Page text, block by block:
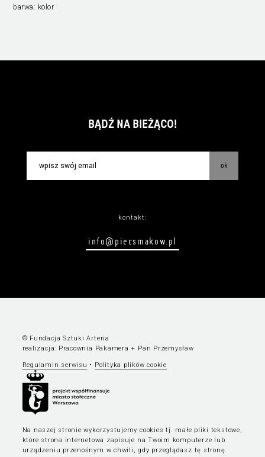
barwa: kolor
BĄDŹ NA BIEŻĄCO!
ok
kontakt:
info@piecsmakow.pl
© Fundacja Sztuki Arteria
realizacja: Pracownia Pakamera + Pan Przemysław
Regulamin serwisu • Polityka plików cookie
Na naszej stronie wykorzystujemy cookies tj. małe pliki tekstowe,
które strona internetowa zapisuje na Twoim komputerze lub
urządzeniu przenośnym w chwili, gdy przeglądasz tę stronę.